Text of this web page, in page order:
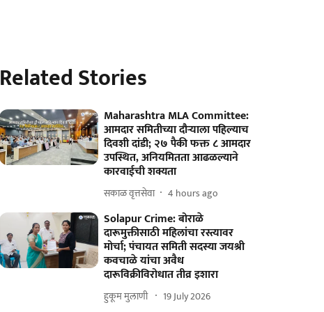
Related Stories
Maharashtra MLA Committee:
आमदार समितीच्या दौऱ्याला पहिल्याच
दिवशी दांडी; २७ पैकी फक्त ८ आमदार
उपस्थित, अनियमितता आढळल्याने
कारवाईची शक्यता
सकाळ वृत्तसेवा 4 hours ago
Solapur Crime: बोराळे
दारूमुक्तीसाठी महिलांचा रस्त्यावर
मोर्चा; पंचायत समिती सदस्या जयश्री
कवचाळे यांचा अवैध
दारूविक्रीविरोधात तीव्र इशारा
हुकूम मुलाणी ​ 19 July 2026